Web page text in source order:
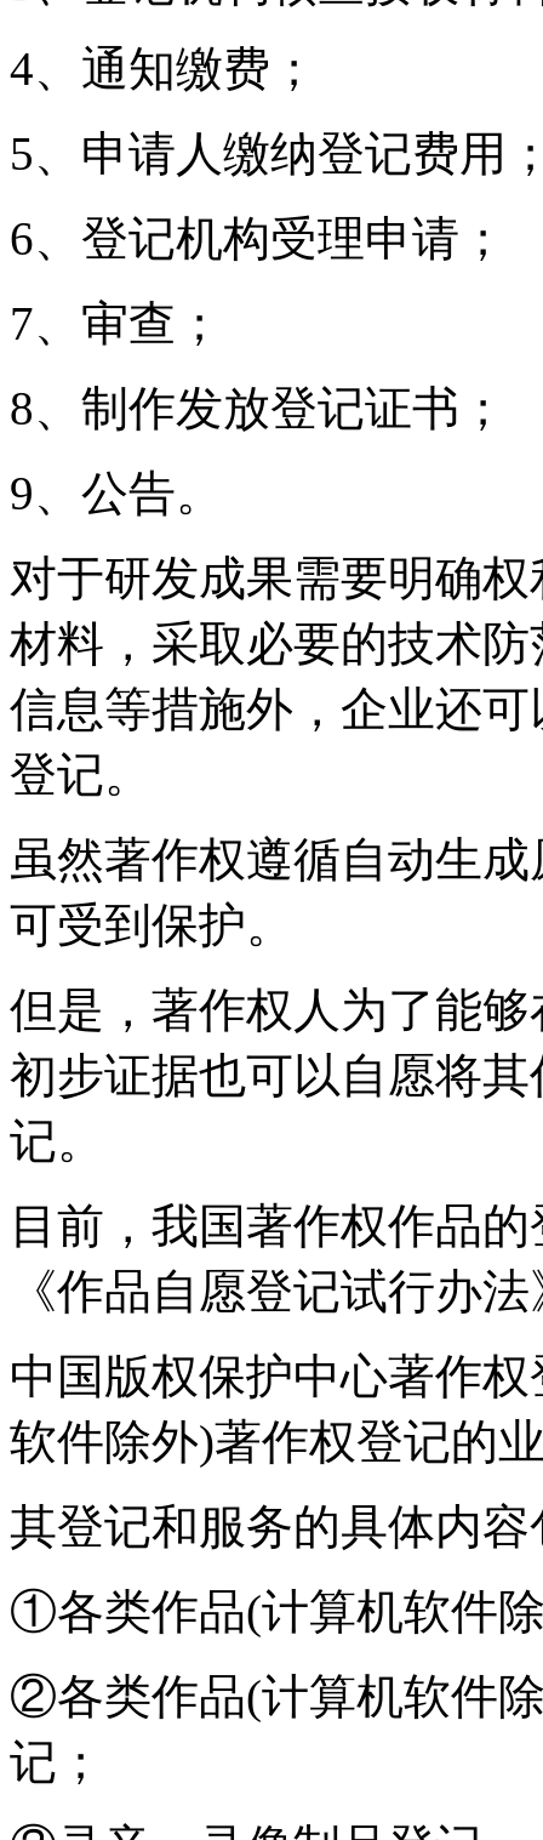
4、通知缴费；
5、申请人缴纳登记费用
6、登记机构受理申请；
7、审查；
8、制作发放登记证书；
9、公告。
对于研发成果需要明确
材料，采取必要的技术
信息等措施外，企业还
登记。
虽然著作权遵循自动生
可受到保护。
但是，著作权人为了能
初步证据也可以自愿将
记。
目前，我国著作权作品
《作品自愿登记试行办
中国版权保护中心著作
软件除外)著作权登记的
其登记和服务的具体内容
①各类作品(计算机软件
②各类作品(计算机软件
记；